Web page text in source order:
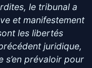
le tribunal a
et manifestement
les libertés
juridique,
prévaloir pour